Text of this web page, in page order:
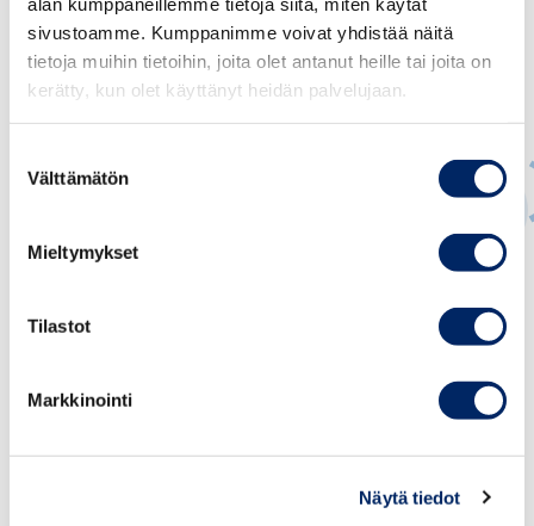
sivustoamme. Kumppanimme voivat yhdistää näitä
tietoja muihin tietoihin, joita olet antanut heille tai joita on
kerätty, kun olet käyttänyt heidän palvelujaan.
valinta
Välttämätön
Mieltymykset
Tilastot
Markkinointi
Näytä tiedot
Yvonne Backas
+358 50 382 1045